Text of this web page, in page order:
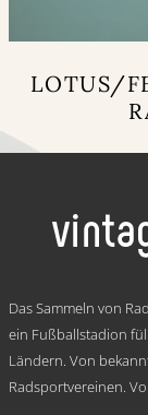
LOTUS/
Das Sammeln von
ein Fußballstadion
Ländern. Von
Radsportvereinen.